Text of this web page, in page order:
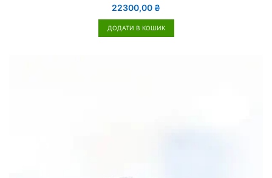
О
ц
і
н
22300,00 ₴
ДОДАТИ В КОШИК